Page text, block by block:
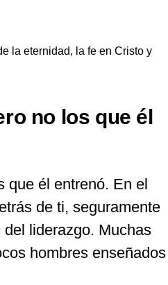
la eternidad, la fe en Cristo y
no los que él
que él entrenó. En el
de ti, seguramente
liderazgo. Muchas
hombres enseñados